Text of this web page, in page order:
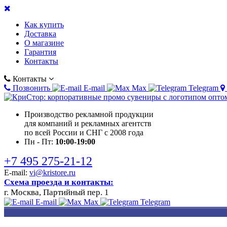
Как купить
Доставка
О магазине
Гарантия
Контакты
Контакты
Позвонить
E-mail Max Telegram
Производство рекламной продукции
для компаний и рекламных агентств
по всей России и СНГ с 2008 года
Пн - Пт: 10:00-19:00
+7 495 275-21-12
E-mail: vi@kristore.ru
Схема проезда и контакты:
г. Москва, Партийный пер. 1
E-mail Max Telegram